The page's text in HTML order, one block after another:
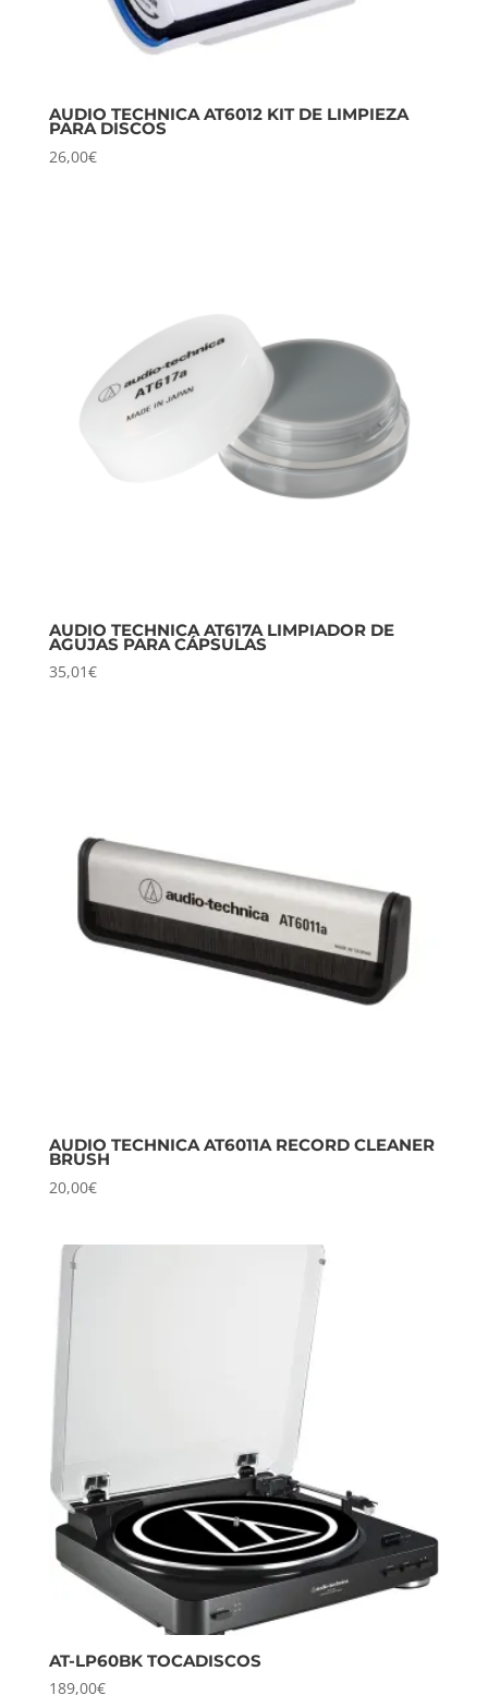
AUDIO TECHNICA AT6012 KIT DE LIMPIEZA
PARA DISCOS
26,00€
AUDIO TECHNICA AT617A LIMPIADOR DE
AGUJAS PARA CÁPSULAS
35,01€
AUDIO TECHNICA AT6011A RECORD CLEANER
BRUSH
20,00€
AT-LP60BK TOCADISCOS
189,00€